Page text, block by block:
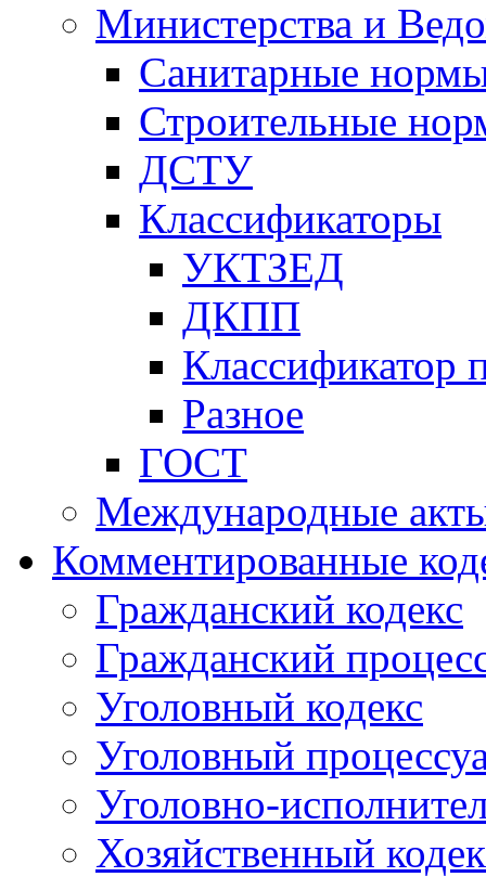
Министерства и
Санитарные
Строительные
ДСТУ
Классификаторы
УКТЗЕД
ДКПП
Классификатор
Разное
ГОСТ
Международные
Комментированные
Гражданский кодекс
Гражданский
Уголовный кодекс
Уголовный
Уголовно-
Хозяйственный